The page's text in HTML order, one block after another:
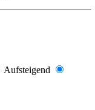
Aufsteigend